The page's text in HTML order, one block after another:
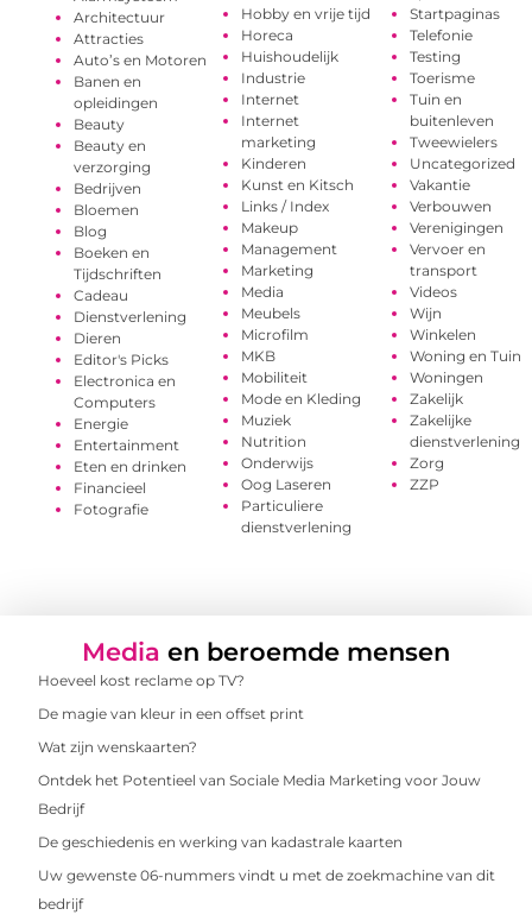
Architectuur
Attracties
Auto’s en Motoren
Banen en
opleidingen
Beauty
Beauty en
verzorging
Bedrijven
Bloemen
Blog
Boeken en
Tijdschriften
Cadeau
Dienstverlening
Dieren
Editor's Picks
Electronica en
Computers
Energie
Entertainment
Eten en drinken
Financieel
Fotografie
Hobby en vrije tijd
Horeca
Huishoudelijk
Industrie
Internet
Internet
marketing
Kinderen
Kunst en Kitsch
Links / Index
Makeup
Management
Marketing
Media
Meubels
Microfilm
MKB
Mobiliteit
Mode en Kleding
Muziek
Nutrition
Onderwijs
Oog Laseren
Particuliere
dienstverlening
Startpaginas
Telefonie
Testing
Toerisme
Tuin en
buitenleven
Tweewielers
Uncategorized
Vakantie
Verbouwen
Verenigingen
Vervoer en
transport
Videos
Wijn
Winkelen
Woning en Tuin
Woningen
Zakelijk
Zakelijke
dienstverlening
Zorg
ZZP
Media en beroemde mensen
Hoeveel kost reclame op TV?
De magie van kleur in een offset print
Wat zijn wenskaarten?
Ontdek het Potentieel van Sociale Media Marketing voor Jouw
Bedrijf
De geschiedenis en werking van kadastrale kaarten
Uw gewenste 06-nummers vindt u met de zoekmachine van dit
bedrijf